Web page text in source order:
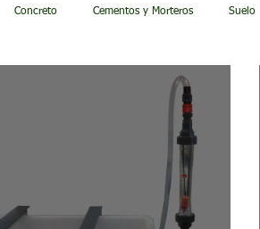
Concreto Cementos y Morteros Suelo